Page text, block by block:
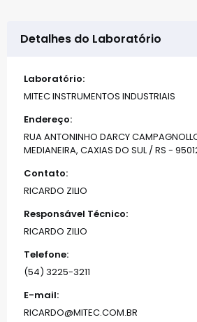
Detalhes do Laboratório
Laboratório:
MITEC INSTRUMENTOS INDUSTRIAIS
Endereço:
RUA ANTONINHO DARCY
MEDIANEIRA, CAXIAS DO SUL / RS -
Contato:
RICARDO ZILIO
Responsável Técnico:
RICARDO ZILIO
Telefone:
(54) 3225-3211
E-mail:
RICARDO@MITEC.COM.BR